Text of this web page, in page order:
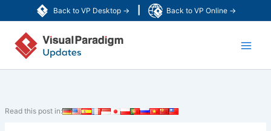
Back to VP Desktop → Back to VP Online →
to
content
Read this post in: